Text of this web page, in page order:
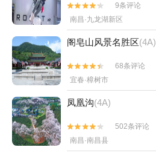


9条评论
南昌·九龙湖新区
阁皂山风景名胜区(4A)


68条评论
宜春·樟树市
凤凰沟(4A)


502条评论
南昌·南昌县